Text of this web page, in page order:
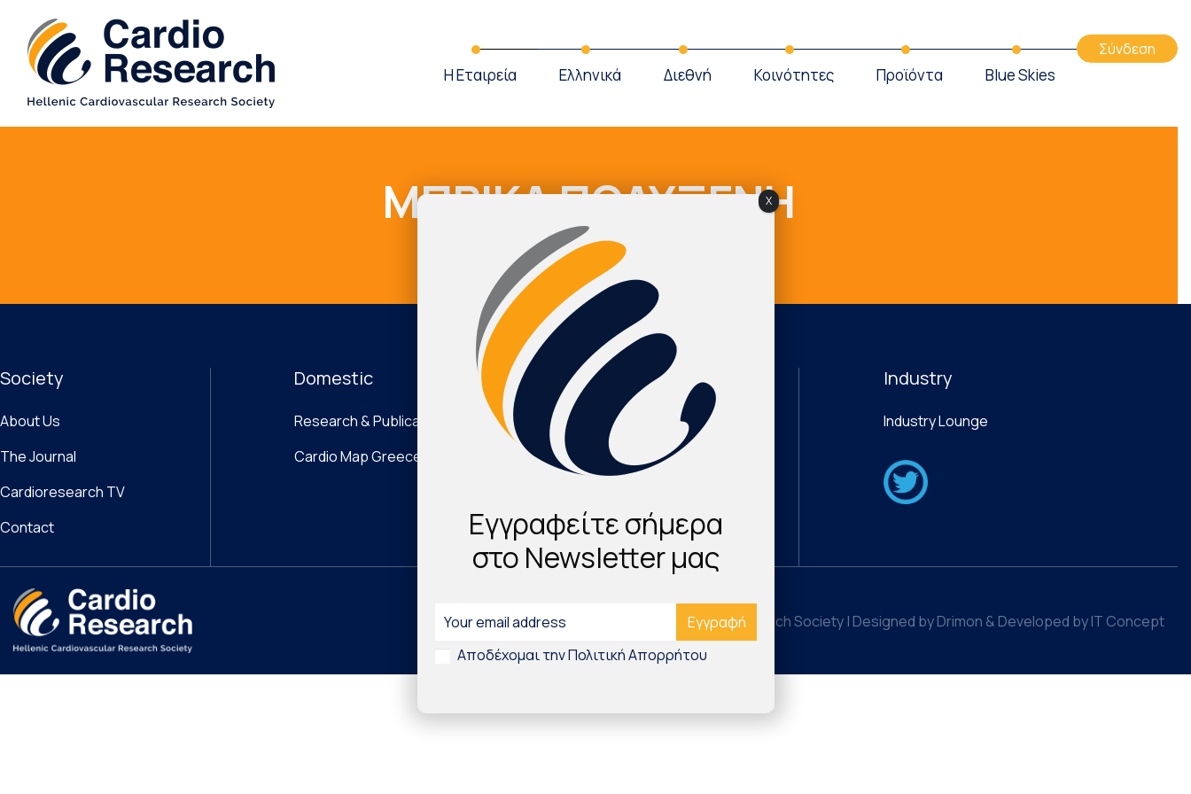
Η Εταιρεία Ελληνικά Διεθνή Κοινότητες Προϊόντα Blue Skies
Σύνδεση
ΜΠΡΙΚΑ ΠΟΛΥΞΕΝΗ
Cardio Map Greece ΜΠΡΙΚΑ ΠΟΛΥΞΕΝΗ
Society
About Us
The Journal
Cardioresearch TV
Contact
Domestic
Research & Publications
Cardio Map Greece
International
Νέα Τεχνολογικά Προϊόντα
Digital Health & Innovation
Industry
Industry Lounge
©2026 Hellenic Cardiovascular Research Society | Designed by Drimon & Developed by IT Concept
Εγγραφείτε σήμερα
στο Newsletter μας
Αποδέχομαι την Πολιτική Απορρήτου
X